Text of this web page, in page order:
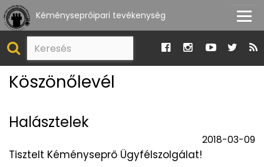
Kéményseprőipari tevékenység
Köszönőlevél
Halásztelek
2018-03-09
Tisztelt Kéményseprő Ügyfélszolgálat!